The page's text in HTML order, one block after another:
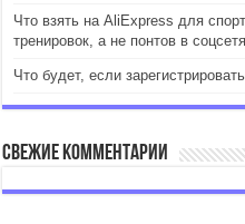
Что взять на AliExpress для
тренировок, а не понтов в
Что будет, если
Свежие комментарии